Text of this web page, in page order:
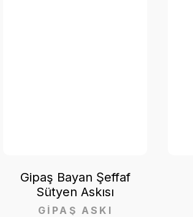
GİPAŞ ASKI
Gipaş Bayan Şeffaf
Sütyen Askısı